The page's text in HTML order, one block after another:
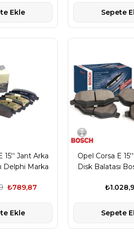
Ekle Sepete
15'' Jant Arka
Delphi Marka
₺789,87
Ekle
Opel Corsa E
Disk Balatası
Sepete